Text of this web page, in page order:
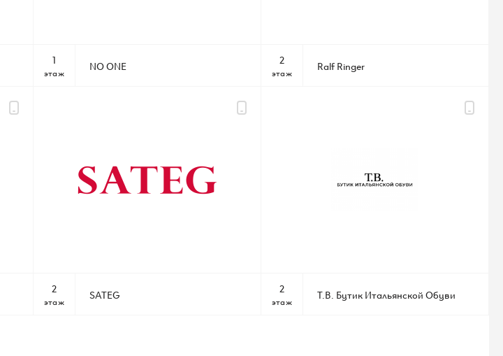
1
этаж NO ONE 2
этаж Ralf Ringer
2
этаж SATEG 2
этаж Т.В. Бутик Итальянской Обуви